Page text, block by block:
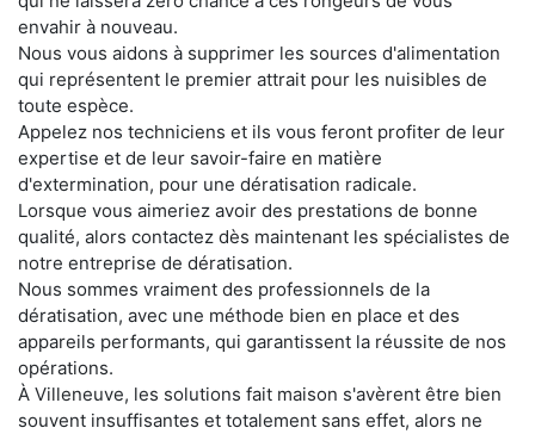
envahir à nouveau.
Nous vous aidons à supprimer les sources d'alimentation
qui représentent le premier attrait pour les nuisibles de
toute espèce.
Appelez nos techniciens et ils vous feront profiter de leur
expertise et de leur savoir-faire en matière
d'extermination, pour une dératisation radicale.
Lorsque vous aimeriez avoir des prestations de bonne
qualité, alors contactez dès maintenant les spécialistes de
notre entreprise de dératisation.
Nous sommes vraiment des professionnels de la
dératisation, avec une méthode bien en place et des
appareils performants, qui garantissent la réussite de nos
opérations.
À Villeneuve, les solutions fait maison s'avèrent être bien
souvent insuffisantes et totalement sans effet, alors ne